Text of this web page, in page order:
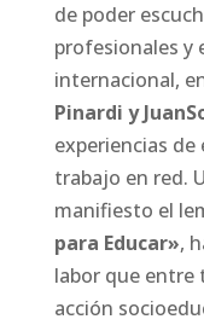
de poder
profesionales y
internacional,
Pinardi y
experiencias
trabajo en red.
manifiesto el
para Educar»,
labor que entre
acción